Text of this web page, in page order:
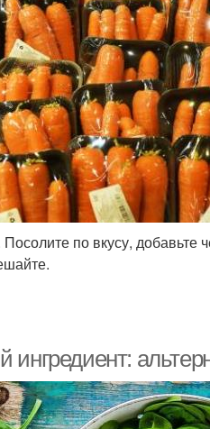
по вкусу,